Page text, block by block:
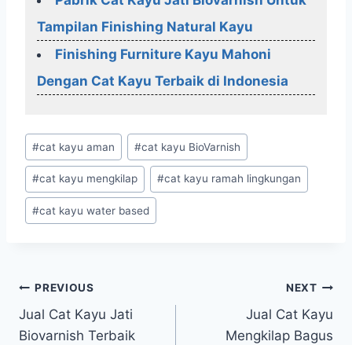
Tampilan Finishing Natural Kayu
Finishing Furniture Kayu Mahoni
Dengan Cat Kayu Terbaik di Indonesia
Post
Tags:
#cat kayu aman #cat kayu BioVarnish
#cat kayu mengkilap #cat kayu ramah lingkungan
#cat kayu water based
Post
navigation
PREVIOUS
Jual Cat Kayu Jati
Biovarnish Terbaik
NEXT
Jual Cat Kayu
Mengkilap Bagus